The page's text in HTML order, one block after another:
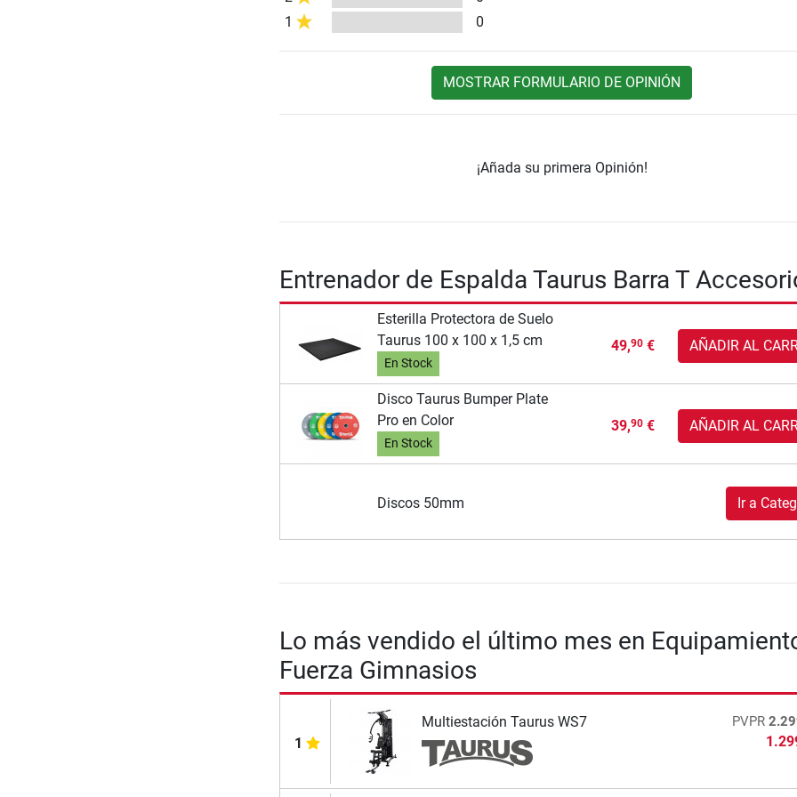
1
0
MOSTRAR FORMULARIO DE OPINIÓN
¡Añada su primera Opinión!
Entrenador de Espalda Taurus Barra T
Esterilla Protectora de Suelo
Taurus 100 x 100 x 1,5 cm
En Stock
49,90€ AÑADIR AL
Disco Taurus Bumper Plate
Pro en Color
En Stock
39,90€ AÑADIR AL
Discos 50mm Ir a
Lo más vendido el último mes en
Fuerza Gimnasios
1
Multiestación Taurus WS7 PVPR